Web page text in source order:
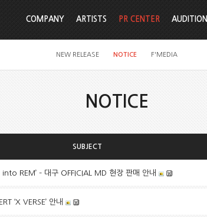
COMPANY ARTISTS PR CENTER
NEW RELEASE NOTICE F'MEDIA
AUDITION
NOTICE
SUBJECT
REM’ – 대구 OFFICIAL MD 현장 판매 안내
‘X VERSE’ 안내